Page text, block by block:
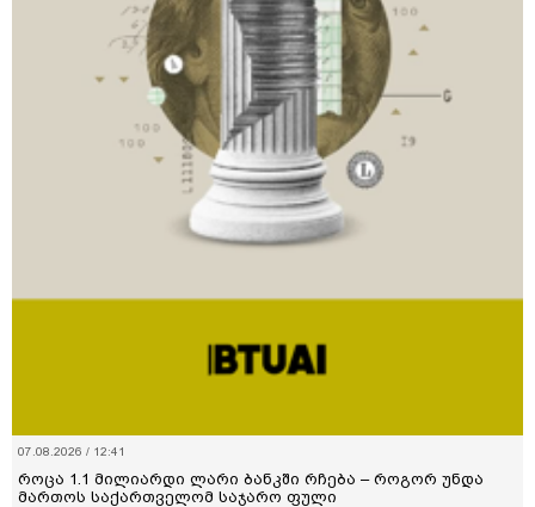
07.08.2026 / 12:41
როცა 1.1 მილიარდი ლარი ბანკში რჩება – როგორ უნდა
მართოს საქართველომ საჯარო ფული